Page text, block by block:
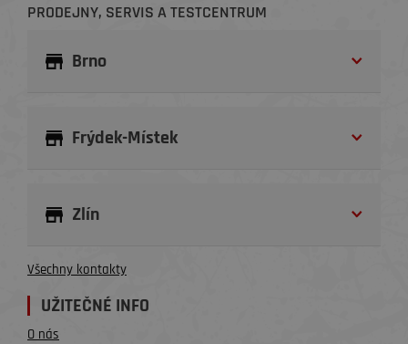
PRODEJNY, SERVIS A TESTCENTRUM
Brno
Frýdek-Místek
Zlín
Všechny kontakty
UŽITEČNÉ INFO
O nás